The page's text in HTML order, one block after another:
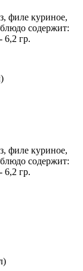
филе куриное,
содержит:
6,2 гр.
филе куриное,
содержит:
6,2 гр.